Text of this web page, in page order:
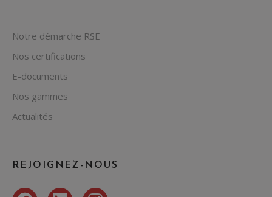
Notre démarche RSE
Nos certifications
E-documents
Nos gammes
Actualités
REJOIGNEZ-NOUS